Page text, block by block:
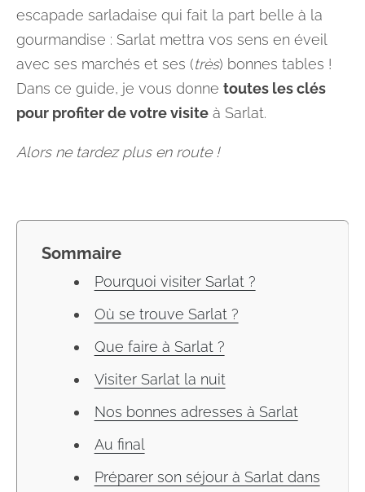
escapade sarladaise qui fait la part belle à la
gourmandise : Sarlat mettra vos sens en éveil
avec ses marchés et ses (très) bonnes tables !
Dans ce guide, je vous donne toutes les clés
pour profiter de votre visite à Sarlat.
Alors ne tardez plus en route !
Sommaire
Pourquoi visiter Sarlat ?
Où se trouve Sarlat ?
Que faire à Sarlat ?
Visiter Sarlat la nuit
Nos bonnes adresses à Sarlat
Au final
Préparer son séjour à Sarlat dans